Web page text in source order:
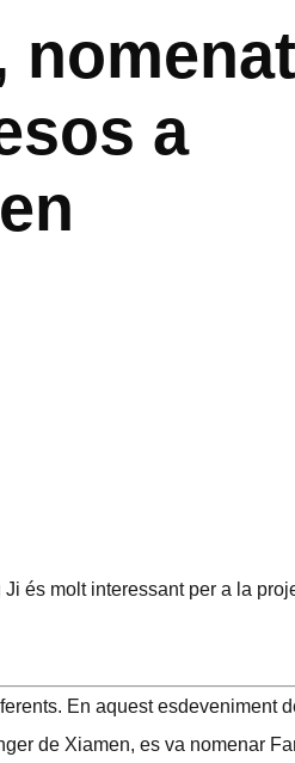
nomenat
a
és molt interessant per a la
En aquest esdeveniment
de Xiamen, es va nomenar